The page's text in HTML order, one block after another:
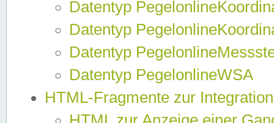
Datentyp
Datentyp
Datentyp
Datentyp PegelonlineWSA
HTML-Fragmente zur